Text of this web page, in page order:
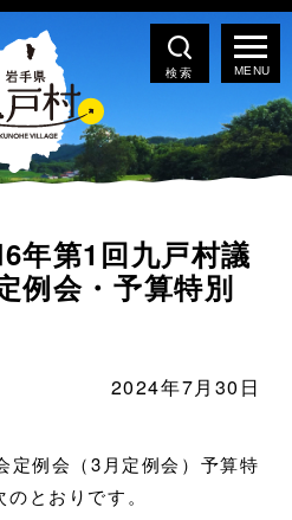
検索
6年第1回九戸村議
例会・予算特別
2024年7月30日
定例会（3月定例会）予算特
とおりです。